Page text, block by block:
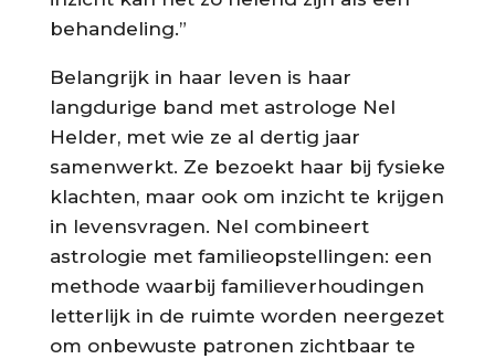
behandeling.”
Belangrijk in haar leven is haar
langdurige band met astrologe Nel
Helder, met wie ze al dertig jaar
samenwerkt. Ze bezoekt haar bij fysieke
klachten, maar ook om inzicht te krijgen
in levensvragen. Nel combineert
astrologie met familieopstellingen: een
methode waarbij familieverhoudingen
letterlijk in de ruimte worden neergezet
om onbewuste patronen zichtbaar te